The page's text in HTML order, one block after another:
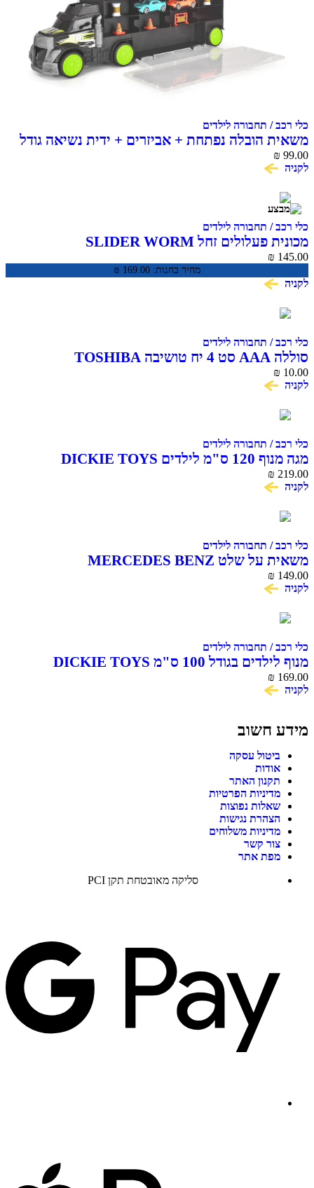
כלי רכב / תחבורה לילדים
משאית הובלה נפתחת + אביזרים + ידית נשיאה גודל
43 ס"מ
₪ 99.00
לקניה
כלי רכב / תחבורה לילדים
מכונית פעלולים זחל SLIDER WORM
מחיר בחנות: ₪ 169.00
₪ 145.00
לקניה
כלי רכב / תחבורה לילדים
סוללה AAA סט 4 יח טושיבה TOSHIBA
₪ 10.00
לקניה
כלי רכב / תחבורה לילדים
מגה מנוף 120 ס"מ לילדים DICKIE TOYS
₪ 219.00
לקניה
כלי רכב / תחבורה לילדים
משאית על שלט MERCEDES BENZ
₪ 149.00
לקניה
כלי רכב / תחבורה לילדים
מנוף לילדים בגודל 100 ס"מ DICKIE TOYS
₪ 169.00
לקניה
מידע חשוב
ביטול עסקה
אודות
תקנון האתר
מדיניות הפרטיות
שאלות נפוצות
הצהרת נגישות
מדיניות משלוחים
צור קשר
מפת אתר
סליקה מאובטחת תקן PCI